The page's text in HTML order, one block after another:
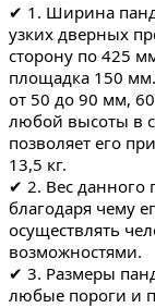
✔ 1. Ширина
узких дверных
сторону по 425
площадка 150
от 50 до 90 мм,
любой высоты в
позволяет его
13,5 кг.
✔ 2. Вес данного
благодаря чему
осуществлять
возможностями.
✔ 3. Размеры
любые пороги и